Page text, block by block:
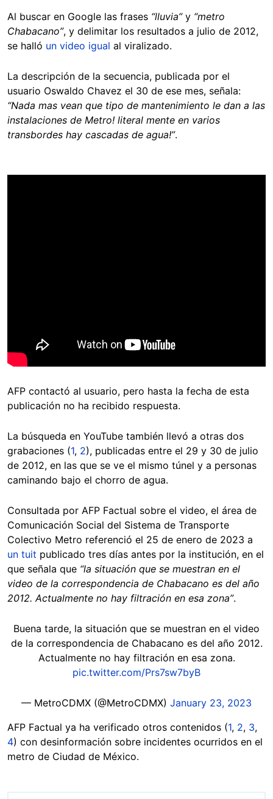
Al buscar en Google las frases “lluvia”y “metro
Chabacano”, y delimitar los resultados a julio de 2012,
se halló un video igual al viralizado.
La descripción de la secuencia, publicada por el
usuario Oswaldo Chavez el 30 de ese mes, señala:
“Nada mas vean que tipo de mantenimiento le dan a las
instalaciones de Metro! literal mente en varios
transbordes hay cascadas de agua!”.
AFP contactó al usuario, pero hasta la fecha de esta
publicación no ha recibido respuesta.
La búsqueda en YouTube también llevó a otras dos
grabaciones (1, 2), publicadas entre el 29 y 30 de julio
de 2012, en las que se ve el mismo túnel y a personas
caminando bajo el chorro de agua.
Consultada por AFP Factual sobre el video, el área de
Comunicación Social del Sistema de Transporte
Colectivo Metro referenció el 25 de enero de 2023 a
un tuit publicado tres días antes por la institución, en el
que señala que “la situación que se muestran en el
video de la correspondencia de Chabacano es del año
2012. Actualmente no hay filtración en esa zona”.
Buena tarde, la situación que se muestran en el video
de la correspondencia de Chabacano es del año 2012.
Actualmente no hay filtración en esa zona.
pic.twitter.com/Prs7sw7byB
— MetroCDMX (@MetroCDMX) January 23, 2023
AFP Factual ya ha verificado otros contenidos (1, 2, 3,
4) con desinformación sobre incidentes ocurridos en el
metro de Ciudad de México.